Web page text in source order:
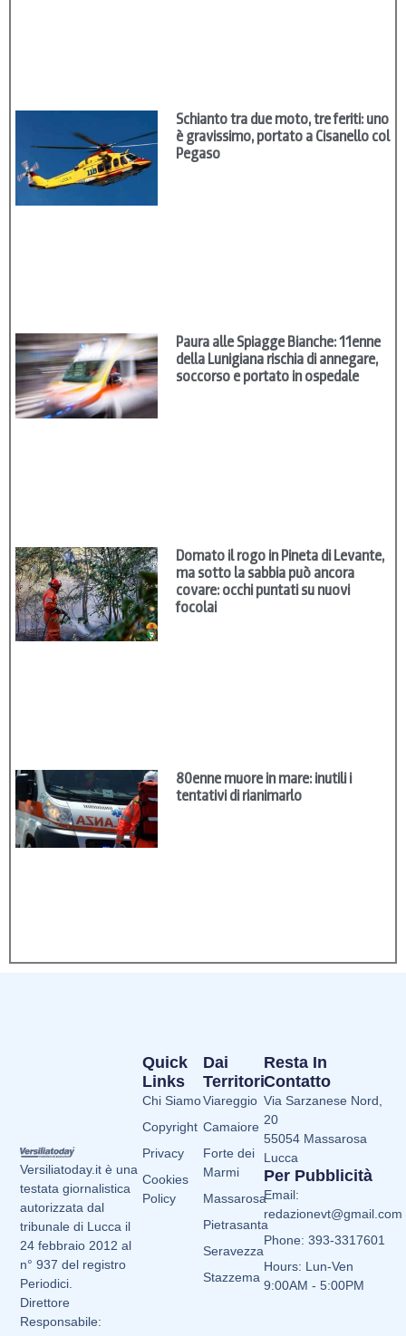
Schianto tra due moto, tre feriti: uno
è gravissimo, portato a Cisanello col
Pegaso
Paura alle Spiagge Bianche: 11enne
della Lunigiana rischia di annegare,
soccorso e portato in ospedale
Domato il rogo in Pineta di Levante,
ma sotto la sabbia può ancora
covare: occhi puntati su nuovi
focolai
80enne muore in mare: inutili i
tentativi di rianimarlo
Versiliatoday.it è una
testata giornalistica
autorizzata dal
tribunale di Lucca il
24 febbraio 2012 al
n° 937 del registro
Periodici.
Direttore
Responsabile:
Dai
Territori
Viareggio
Camaiore
Forte dei
Marmi
Massarosa
Pietrasanta
Seravezza
Stazzema
Quick
Links
Chi Siamo
Copyright
Privacy
Cookies
Policy
Resta In
Contatto
Via Sarzanese Nord,
20
55054 Massarosa
Lucca
Per Pubblicità
Email:
redazionevt@gmail.com
Phone: 393-3317601
Hours: Lun-Ven
9:00AM - 5:00PM